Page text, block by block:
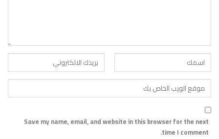
Save my name, email, and website in this browser for the next
time I comment.